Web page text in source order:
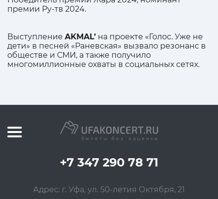
премии Ру-тв 2024.
Выступление AKMAL’ на проекте «Голос. Уже не
дети» в песней «Раневская» вызвало резонанс в
обществе и СМИ, а также получило
многомиллионные охваты в социальных сетях.
+7 347 290 78 71
Адрес: г. Уфа, ул. 50-летия Октября, 21